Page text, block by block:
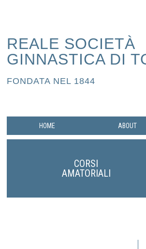
REALE SOCIETÀ
GINNASTICA DI
FONDATA NEL 1844
HOME ABOUT
CORSI
AMATORIALI